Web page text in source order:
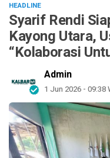
HEADLINE
Syarif Rendi
Kayong Utara,
“Kolaborasi
Admin
1 Jun 2026 - 09:38